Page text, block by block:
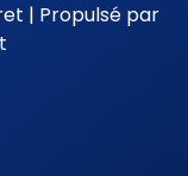
| Propulsé par